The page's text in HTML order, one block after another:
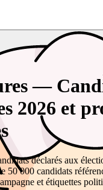
—
2026 et
déclarés aux
50 000 candidats
et étiquettes